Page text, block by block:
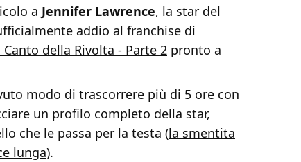
a Jennifer Lawrence, la star del
addio al franchise di
Canto della Rivolta - Parte 2 pronto a
modo di trascorrere più di 5 ore con
un profilo completo della star,
che le passa per la testa (la smentita
lunga).